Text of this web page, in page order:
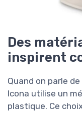
Des
inspirent
Quand on parle
Icona utilise un
plastique. Ce